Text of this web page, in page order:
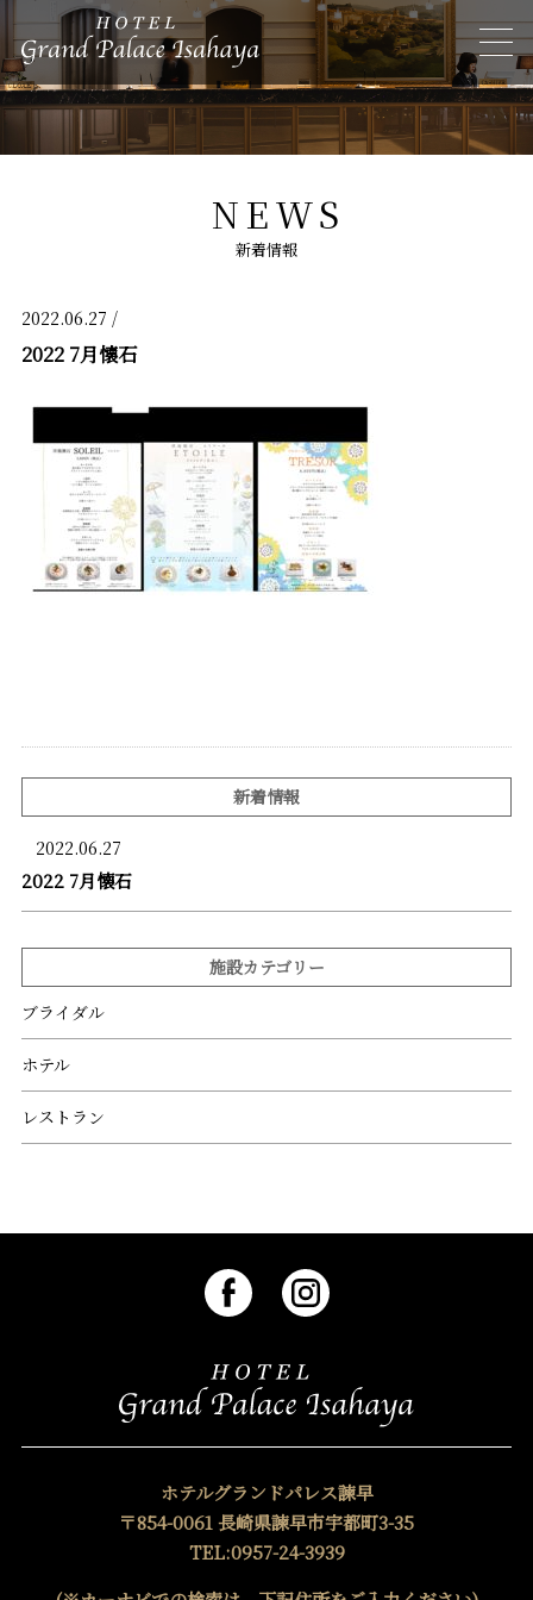
NEWS
新着情報
2022.06.27 /
2022 7月懐石
新着情報
2022.06.27
2022 7月懐石
施設カテゴリー
ブライダル
ホテル
レストラン
ホテルグランドパレス諫早
〒854-0061 長崎県諫早市宇都町3-35
TEL:0957-24-3939